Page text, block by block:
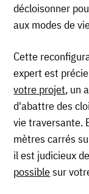
décloisonner
aux modes de
Cette
expert est
votre projet, un
d'abattre des
vie traversante.
mètres carrés
il est judicieux
possiblesur